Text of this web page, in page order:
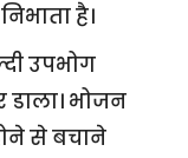
है।
उपभोग
भोजन
से बचाने